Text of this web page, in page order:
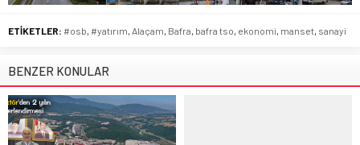
ETİKETLER: #osb #yatırım Alaçam Bafra bafra tso ekonomi manset sanayi
BENZER KONULAR